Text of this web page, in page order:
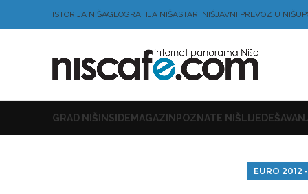
ISTORIJA NIŠAGEOGRAFIJA NIŠASTARI NIŠJAVNI PREVOZ U NIŠU
GRAD NIŠ INSIDE MAGAZIN POZNATE NIŠLIJE
EURO 2012